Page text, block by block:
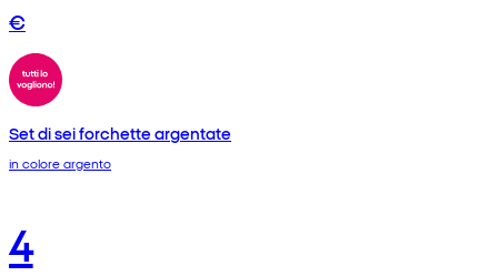
€
Set di sei forchette argentate
in colore argento
4